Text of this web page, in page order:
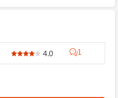
4.0 1